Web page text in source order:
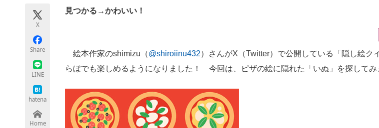
X
Share
LINE
hatena
Home
見つかる→かわいい！
絵本作家のshimizu（@shiroiinu432）さんがX（Twitter）で公開している「隠し絵ク
らぼでも楽しめるようになりました！ 今回は、ピザの絵に隠れた「いぬ」を探してみ